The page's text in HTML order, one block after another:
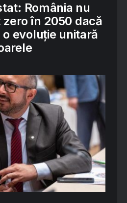
România nu
în 2050 dacă
evoluţie unitară